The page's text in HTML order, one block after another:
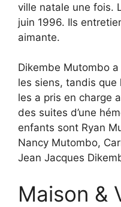
ville natale une fois.
juin 1996. Ils
aimante.
Dikembe Mutombo
les siens, tandis
les a pris en charge
des suites d’une
enfants sont Ryan
Nancy Mutombo,
Jean Jacques
Maison &